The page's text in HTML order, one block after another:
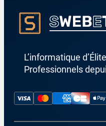
L’informatique
Professionnels